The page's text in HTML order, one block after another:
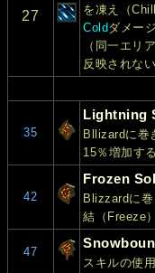
27
を凍え（
Coldダメー
（同一エリ
反映されない
35
Lightning
Bllizardに巻
15％増加す
42
Frozen
Blizzardに巻
結（Freeze
47
スキルの使